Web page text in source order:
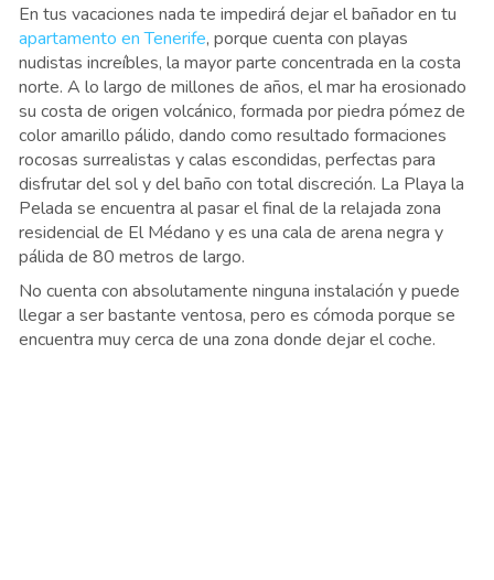
En tus vacaciones nada te impedirá dejar el bañador en tu
apartamento en Tenerife, porque cuenta con playas
nudistas increíbles, la mayor parte concentrada en la costa
norte. A lo largo de millones de años, el mar ha erosionado
su costa de origen volcánico, formada por piedra pómez de
color amarillo pálido, dando como resultado formaciones
rocosas surrealistas y calas escondidas, perfectas para
disfrutar del sol y del baño con total discreción. La Playa la
Pelada se encuentra al pasar el final de la relajada zona
residencial de El Médano y es una cala de arena negra y
pálida de 80 metros de largo.
No cuenta con absolutamente ninguna instalación y puede
llegar a ser bastante ventosa, pero es cómoda porque se
encuentra muy cerca de una zona donde dejar el coche.